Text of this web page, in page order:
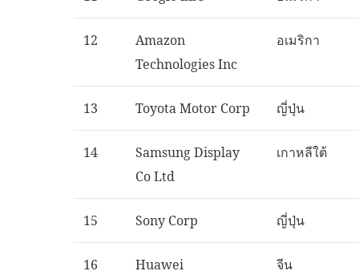
12
Amazon
Technologies Inc
อเมริกา
13 Toyota Motor Corp ญี่ปุ่น
14
Samsung Display
Co Ltd
เกาหลีใต้
15 Sony Corp ญี่ปุ่น
16
Huawei
จีน